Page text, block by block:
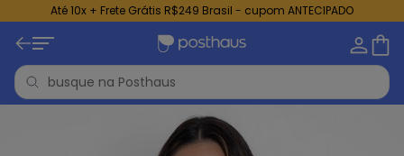
Até 10x + Frete Grátis R$249 Brasil - cupom ANTECIPADO